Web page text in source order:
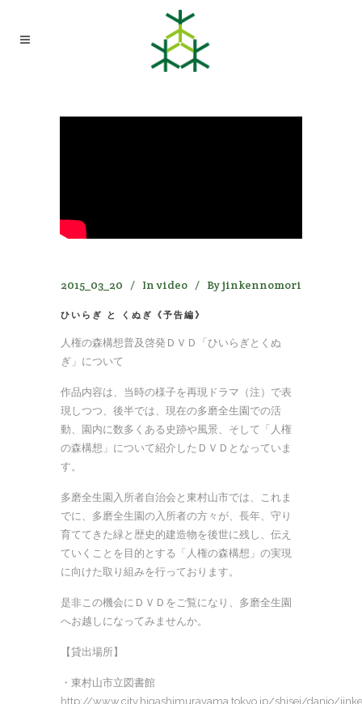
2015_03_20 In video Byjinkennomori
ひいらぎ と くぬぎ《予告編》
人権の森構想普及啓発ＤＶＤ「ひいらぎとくぬ
ぎ」について
作品内容は、当時の様子を再現ドラマ（注）で表
現しつつ、後半では、現在の多磨全生園での活
動、園内に数多くある史跡や風景、そして「人権
の森構想」について紹介したＤＶＤとなっていま
す。
多磨全生園入所者自治会と東村山市では、これま
でに、多磨全生園の入所者の方々が、長年、守り
育ててきた緑と歴史的建造物を後世に残し、伝え
ていくことを目的とする「人権の森構想」の実現
に向けた取り組みを行っております。
是非この機会にＤＶＤをご覧になり、多磨全生園
へお越しになってみませんか。
【貸出場所】
・東村山市立図書館
http://www.city.higashimurayama.tokyo.jp/shisei/danjo/